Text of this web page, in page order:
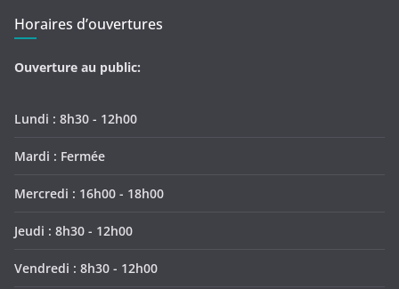
Horaires d’ouvertures
Ouverture au public:
Lundi : 8h30 - 12h00
Mardi : Fermée
Mercredi : 16h00 - 18h00
Jeudi : 8h30 - 12h00
Vendredi : 8h30 - 12h00